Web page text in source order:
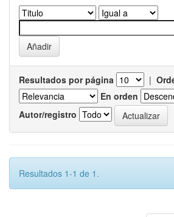
Resultados por página |
En orden
Autor/registro
Resultados 1-1 de 1.